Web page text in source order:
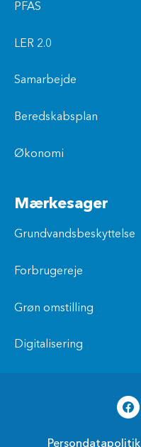
PFAS
LER 2.0
Samarbejde
Beredskabsplan
Økonomi
Mærkesager
Grundvandsbeskyttelse
Forbrugereje
Grøn omstilling
Digitalisering
Persondatapolitik